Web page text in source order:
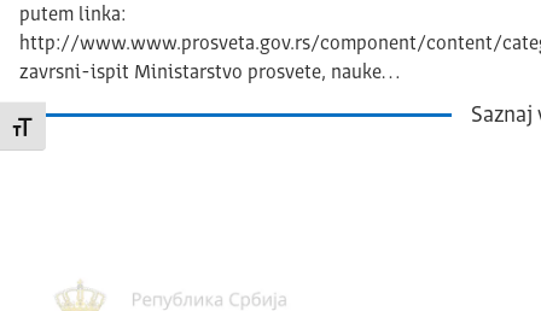
Promeni veličinu slova
putem linka:
http://www.www.prosveta.gov.rs/component/content/
zavrsni-ispit Ministarstvo prosvete, nauke…
Saznaj